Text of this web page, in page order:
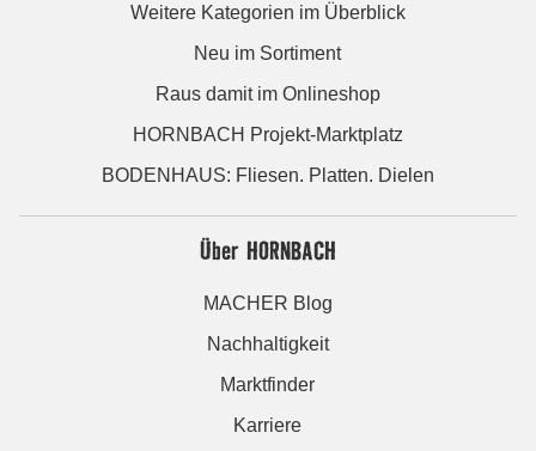
Weitere Kategorien im Überblick
Neu im Sortiment
Raus damit im Onlineshop
HORNBACH Projekt-Marktplatz
BODENHAUS: Fliesen. Platten. Dielen
Über HORNBACH
MACHER Blog
Nachhaltigkeit
Marktfinder
Karriere